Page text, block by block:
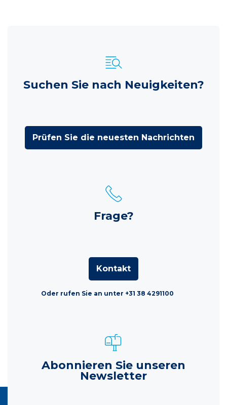
Suchen Sie nach Neuigkeiten?
Prüfen Sie die neuesten Nachrichten
Frage?
Kontakt
Oder rufen Sie an unter +31 38 4291100
Abonnieren Sie unseren
Newsletter